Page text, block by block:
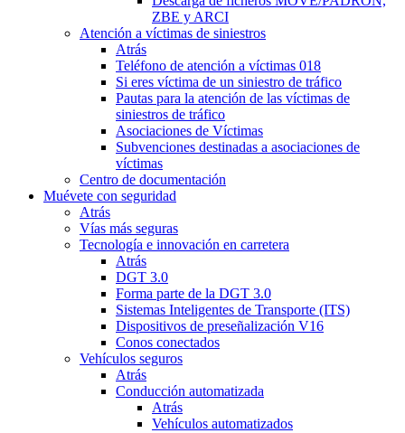
ZBE y ARCI
Atención a víctimas de siniestros
Atrás
Teléfono de atención a víctimas 018
Si eres víctima de un siniestro de tráfico
Pautas para la atención de las víctimas de
siniestros de tráfico
Asociaciones de Víctimas
Subvenciones destinadas a asociaciones de
víctimas
Centro de documentación
Muévete con seguridad
Atrás
Vías más seguras
Tecnología e innovación en carretera
Atrás
DGT 3.0
Forma parte de la DGT 3.0
Sistemas Inteligentes de Transporte (ITS)
Dispositivos de preseñalización V16
Conos conectados
Vehículos seguros
Atrás
Conducción automatizada
Atrás
Vehículos automatizados